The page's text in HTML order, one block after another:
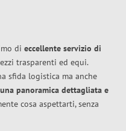
di eccellente servizio di
trasparenti ed equi.
sfida logistica ma anche
una panoramica dettagliata e
cosa aspettarti, senza